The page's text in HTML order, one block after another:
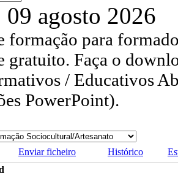
agosto 2026
formação para
gratuito. Faça o
/ Educativos
PowerPoint).
Enviar ficheiro Histórico